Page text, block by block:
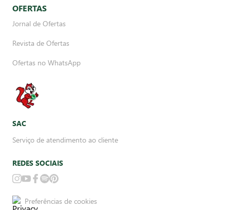
OFERTAS
Jornal de Ofertas
Revista de Ofertas
Ofertas no WhatsApp
SAC
Serviço de atendimento ao cliente
REDES SOCIAIS
Preferências de cookies